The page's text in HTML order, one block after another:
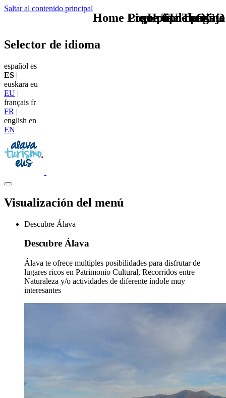
Saltar al contenido principal
TU - LOGO
Selector de idioma
español es
ES |
euskara eu
EU |
français fr
FR |
english en
EN
Visualización del menú
Descubre Álava
Descubre Álava
Álava te ofrece multiples posibilidades para disfrutar de
lugares ricos en Patrimonio Cultural, Recorridos entre
Naturaleza y/o actividades de diferente índole muy
interesantes
que tipo de viaje
Home Logo pie de página
Pie Home Turismo